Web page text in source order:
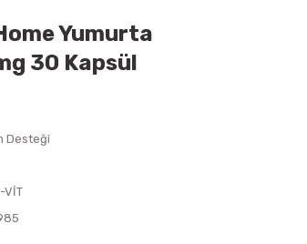
Yumurta
30 Kapsül
Desteği
VİT